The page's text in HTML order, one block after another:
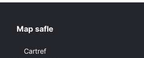
Map safle
Cartref